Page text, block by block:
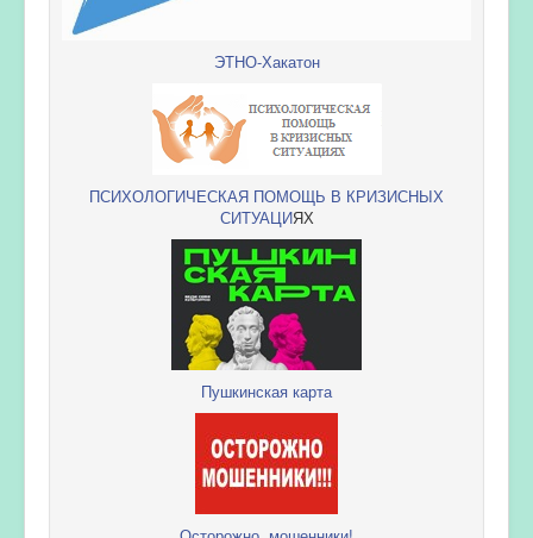
ЭТНО-Хакатон
ПСИХОЛОГИЧЕСКАЯ ПОМОЩЬ В КРИЗИСНЫХ
СИТУАЦИЯХ
Пушкинская карта